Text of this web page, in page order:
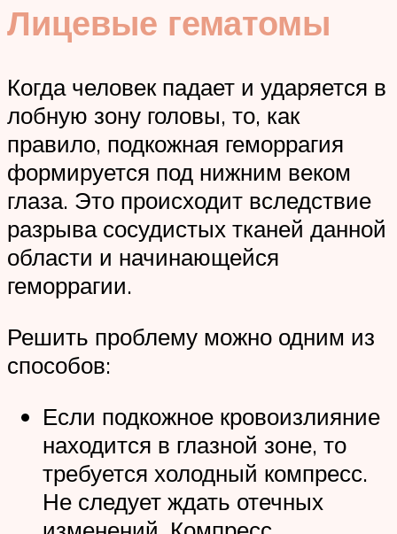
Лицевые гематомы
Когда человек падает и ударяется в
лобную зону головы, то, как
правило, подкожная геморрагия
формируется под нижним веком
глаза. Это происходит вследствие
разрыва сосудистых тканей данной
области и начинающейся
геморрагии.
Решить проблему можно одним из
способов:
Если подкожное кровоизлияние
находится в глазной зоне, то
требуется холодный компресс.
Не следует ждать отечных